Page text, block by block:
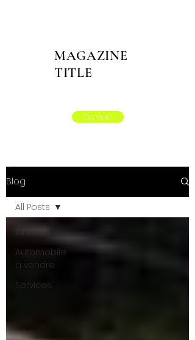
MAGAZINE
TITLE
Contact
Blog
All Posts
Automobile
à vendre
Services
All Posts